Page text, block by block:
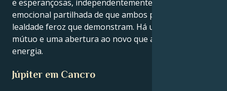
e esperançosas, independentemente da segurança
emocional partilhada de que ambos precisam e da
lealdade feroz que demonstram. Há um respeito
mútuo e uma abertura ao novo que alimenta a vossa
energia.
Júpiter em Cancro